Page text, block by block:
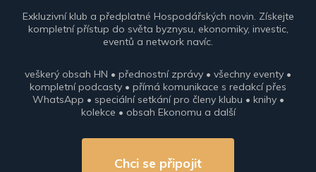
Exkluzivní klub a předplatné Hospodářských novin. Získejte
kompletní přístup do světa byznysu, ekonomiky, investic,
eventů a network navíc.
veškerý obsah HN • přednostní zprávy • všechny eventy •
kompletní podcasty • přímá komunikace s redakcí přes
WhatsApp • speciální setkání pro členy klubu • knihy •
kolekce • obsah Ekonomu a další
Chci se připojit